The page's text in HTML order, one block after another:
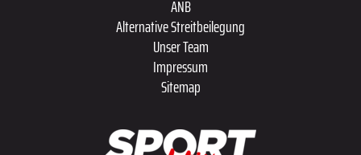
ANB
Alternative Streitbeilegung
Unser Team
Impressum
Sitemap